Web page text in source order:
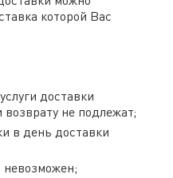
которой Вас
доставки
не подлежат;
в день доставки
невозможен;